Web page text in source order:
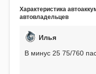
EFB 75. Судя по
превосходит
Характеристика
автовладельцев
Илья
В минус 25 75/760